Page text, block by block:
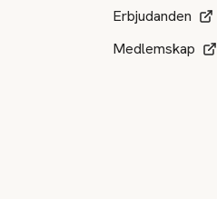
Erbjudanden
Medlemskap